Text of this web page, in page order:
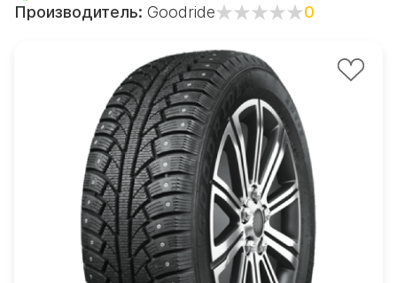
Производитель: Goodride 0